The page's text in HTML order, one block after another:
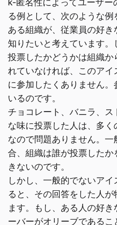
k-匿名性によってユーザ
る例として、次のような例
ある組織が、従業員の好
知りたいと考えています
投票したかどうかは組織か
れていなければ、このア
に参加したくありません
いるのです。
チョコレート、バニラ、
な味に投票した人は、多く
なので問題ありません。
合、組織は誰が投票した
きないのです。
しかし、一般的でないア
ると、その回答をした人が
ます。もし、ある人の好
ーバーがオリーブであるこ